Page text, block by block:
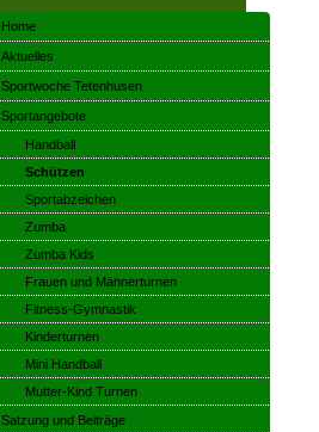
Home
Aktuelles
Sportwoche Tetenhusen
Sportangebote
Handball
Schützen
Sportabzeichen
Zumba
Zumba Kids
Frauen und Männerturnen
Fitness-Gymnastik
Kinderturnen
Mini Handball
Mutter-Kind Turnen
Satzung und Beiträge